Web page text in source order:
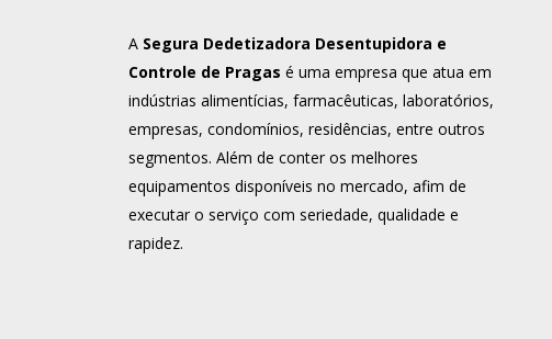
A Segura Dedetizadora Desentupidora e
Controle de Pragas é uma empresa que atua em
indústrias alimentícias, farmacêuticas, laboratórios,
empresas, condomínios, residências, entre outros
segmentos. Além de conter os melhores
equipamentos disponíveis no mercado, afim de
executar o serviço com seriedade, qualidade e
rapidez.